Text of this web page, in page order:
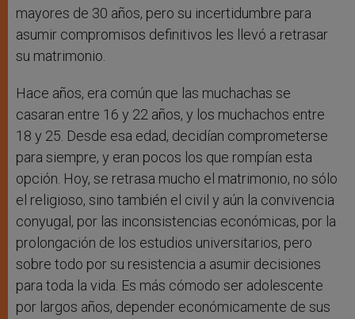
mayores de 30 años, pero su incertidumbre para
asumir compromisos definitivos les llevó a retrasar
su matrimonio.
Hace años, era común que las muchachas se
casaran entre 16 y 22 años, y los muchachos entre
18 y 25. Desde esa edad, decidían comprometerse
para siempre, y eran pocos los que rompían esta
opción. Hoy, se retrasa mucho el matrimonio, no sólo
el religioso, sino también el civil y aún la convivencia
conyugal, por las inconsistencias económicas, por la
prolongación de los estudios universitarios, pero
sobre todo por su resistencia a asumir decisiones
para toda la vida. Es más cómodo ser adolescente
por largos años, depender económicamente de sus